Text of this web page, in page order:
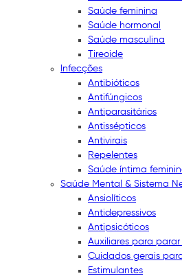
Saúde feminina
Saúde hormonal
Saúde masculina
Tireoide
Infecções
Antibióticos
Antifúngicos
Antiparasitários
Antissépticos
Antivirais
Repelentes
Saúde íntima
Saúde Mental & Sistema
Ansiolíticos
Antidepressivos
Antipsicóticos
Auxiliares para
Cuidados gerais
Estimulantes